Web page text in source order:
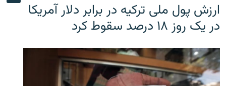
ارزش پول ملی ترکیه در برابر دلار آمریکا
در یک روز ۱۸ درصد سقوط کرد